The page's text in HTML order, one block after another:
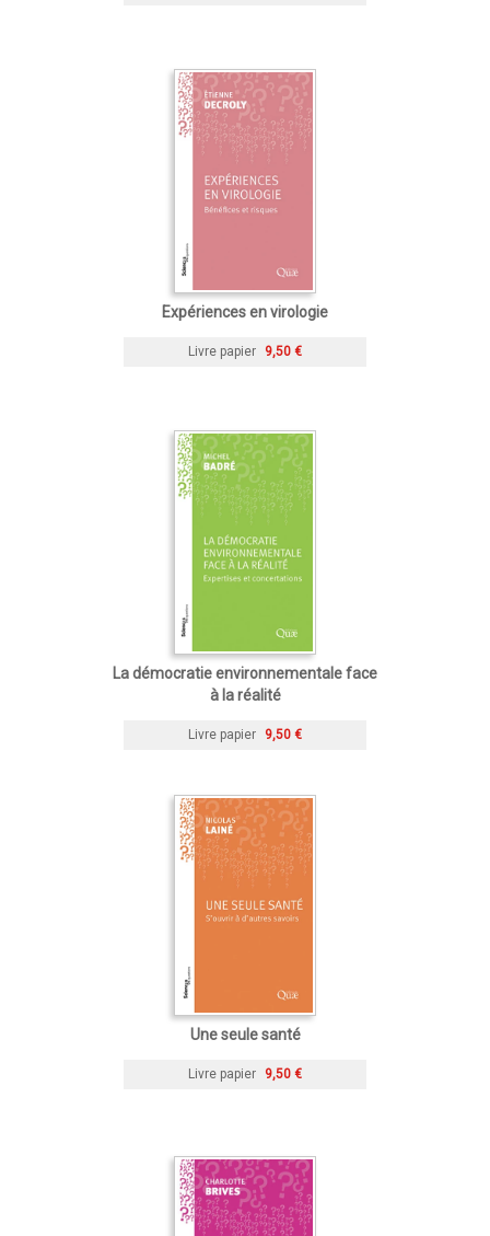
Expériences en virologie
Livre papier 9,50 €
La démocratie environnementale face
à la réalité
Livre papier 9,50 €
Une seule santé
Livre papier 9,50 €